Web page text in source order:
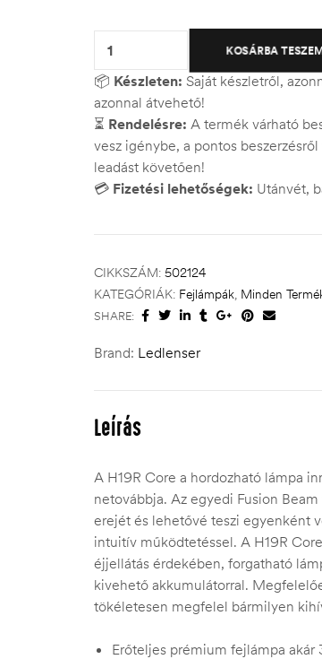
KOSÁRBA TESZEM
📦 Készleten: Saját készletről,
azonnal átvehető!
⏳ Rendelésre: A termék várható
vesz igénybe, a pontos
leadást követően!
💳 Fizetési lehetőségek: Utánvét,
CIKKSZÁM: 502124
KATEGÓRIÁK: Fejlámpák, Minden
SHARE:
Brand: Ledlenser
Leírás
A H19R Core a hordozható lámpa
netovábbja. Az egyedi Fusion
erejét és lehetővé teszi egyenként
intuitív működtetéssel. A H19R
éjjellátás érdekében, forgatható
kivehető akkumulátorral.
tökéletesen megfelel bármilyen
Erőteljes prémium fejlámpa